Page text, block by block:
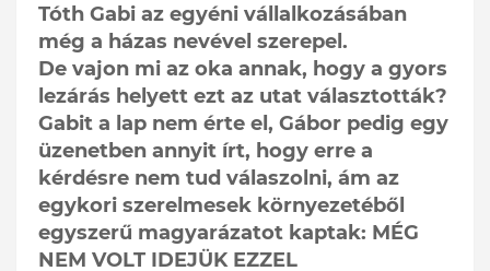
Tóth Gabi az egyéni vállalkozásában
még a házas nevével szerepel.
De vajon mi az oka annak, hogy a gyors
lezárás helyett ezt az utat választották?
Gabit a lap nem érte el, Gábor pedig egy
üzenetben annyit írt, hogy erre a
kérdésre nem tud válaszolni, ám az
egykori szerelmesek környezetéből
egyszerű magyarázatot kaptak: MÉG
NEM VOLT IDEJÜK EZZEL